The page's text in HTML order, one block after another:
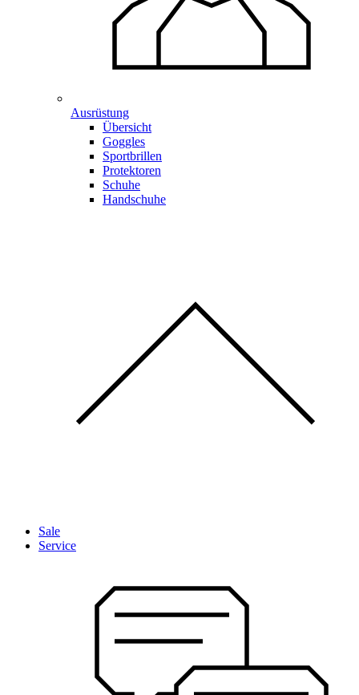
Ausrüstung
Übersicht
Goggles
Sportbrillen
Protektoren
Schuhe
Handschuhe
Sale
Service